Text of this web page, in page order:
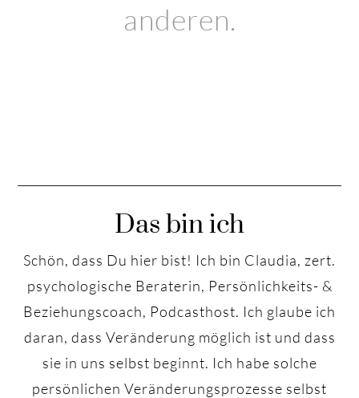
anderen.
Das bin ich
Schön, dass Du hier bist! Ich bin Claudia, zert.
psychologische Beraterin, Persönlichkeits- &
Beziehungscoach, Podcasthost. Ich glaube ich
daran, dass Veränderung möglich ist und dass
sie in uns selbst beginnt. Ich habe solche
persönlichen Veränderungsprozesse selbst